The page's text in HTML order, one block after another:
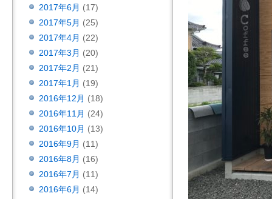
2017年6月 (17)
2017年5月 (25)
2017年4月 (22)
2017年3月 (20)
2017年2月 (21)
2017年1月 (19)
2016年12月 (18)
2016年11月 (24)
2016年10月 (13)
2016年9月 (11)
2016年8月 (16)
2016年7月 (11)
2016年6月 (14)